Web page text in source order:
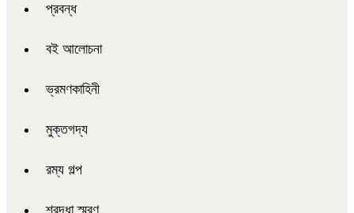
প্রবন্ধ
বই আলোচনা
ভ্রমণকাহিনী
মুক্তগদ্য
রম্য গল্প
শ্রদ্ধা স্মরণ